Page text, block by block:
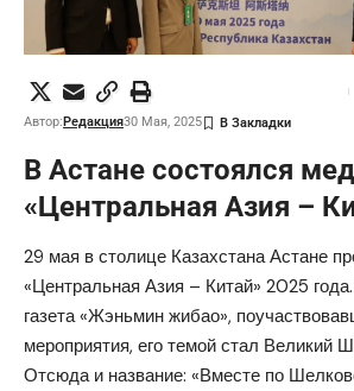
Автор:Редакция30 Мая, 2025
В Астане состоялся
«Центральная Азия –
29 мая в столице Казахстана Астане
«Центральная Азия – Китай» 2025
газета «Жэньмин жибао»,
мероприятия, его темой стал Великий
Отсюда и название: «Вместе по